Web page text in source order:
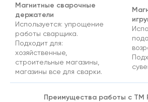
Магнитные сварочные
держатели
Используется: упрощение
работы сварщика.
Подходит для:
хозяйственные,
строительные магазины,
магазины все для сварки.
Преимущества работы с ТМ